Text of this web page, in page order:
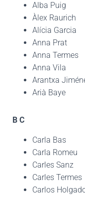
Alba Puig
Àlex Raurich
Alícia Garcia
Anna Prat
Anna Termes
Anna Vila
Arantxa
Arià Baye
B C
Carla Bas
Carla Romeu
Carles Sanz
Carles Termes
Carlos